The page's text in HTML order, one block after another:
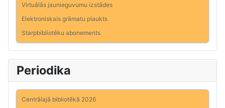
Virtuālās jaunieguvumu izstādes
Elektroniskais grāmatu plaukts
Starpbibliotēku abonements
Periodika
Centrālajā bibliotēkā 2026